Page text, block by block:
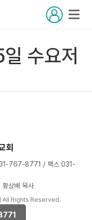
수요저
회
767-8771 / 팩스 031-
황상배 목사
All Rights Reserved.